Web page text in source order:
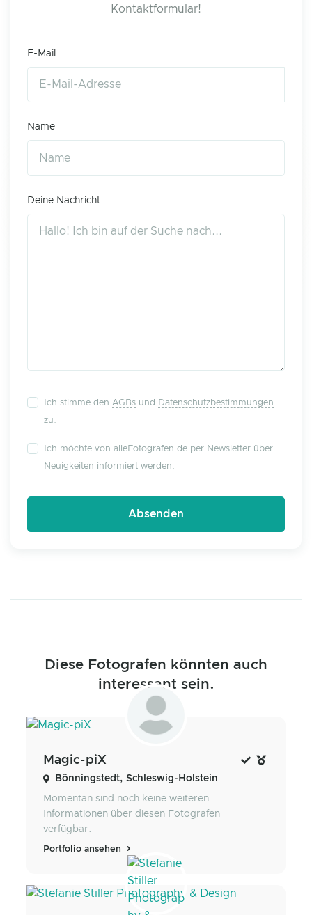
Kontaktformular!
E-Mail
Name
Deine Nachricht
Ich stimme den AGBs und
Datenschutzbestimmungen
zu.
Ich möchte von alleFotografen.de per Newsletter über
Neuigkeiten informiert werden.
Diese Fotografen könnten auch
interessant sein.
Magic-piX
Bönningstedt, Schleswig-Holstein
Momentan sind noch keine weiteren
Informationen über diesen Fotografen
verfügbar.
Portfolio ansehen